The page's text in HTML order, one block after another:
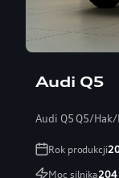
Audi Q5
Audi Q5 Q5/
Rok produkcji
Moc silnika204